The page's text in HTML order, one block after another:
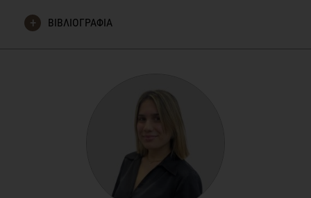
ΒΙΒΛΙΟΓΡΑΦΙΑ
10.1016/j.socscimed.2023.116387. Epub 2023 Nov 15.